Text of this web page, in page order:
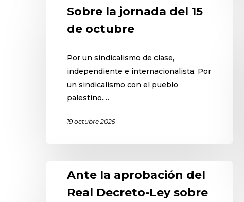
Sobre la jornada del 15
de octubre
Por un sindicalismo de clase,
independiente e internacionalista. Por
un sindicalismo con el pueblo
palestino.…
19 octubre 2025
Ante la aprobación del
Real Decreto-Ley sobre